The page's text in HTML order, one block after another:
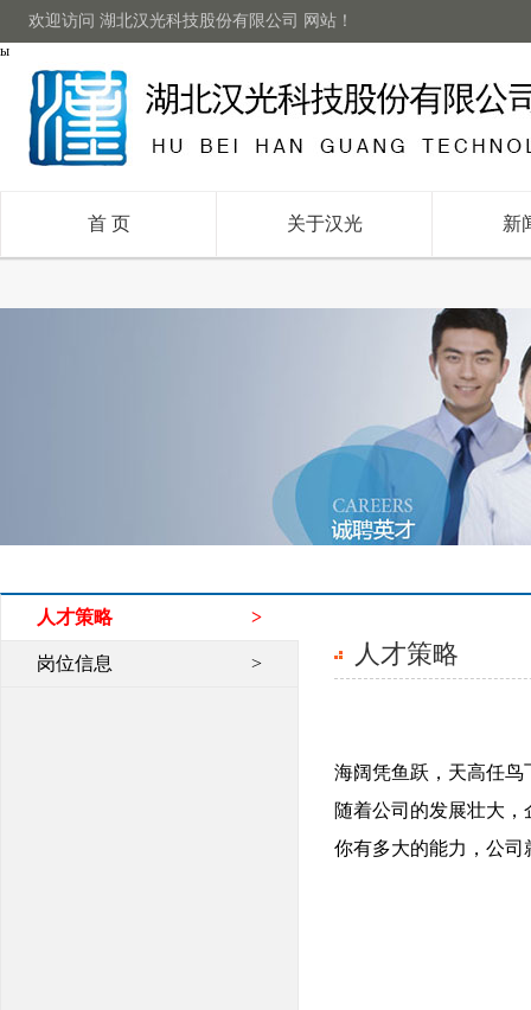
欢迎访问 湖北汉光科技股份有限公司 网站！
ы
首 页 关于汉光 新
人才策略 >
岗位信息 > 人才策略
海阔凭鱼跃，天高任鸟
随着公司的发展壮大
你有多大的能力，公